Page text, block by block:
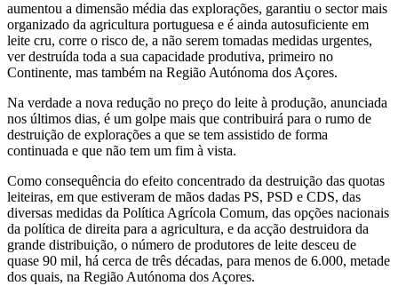
aumentou a dimensão média das explorações, garantiu o sector mais
organizado da agricultura portuguesa e é ainda autosuficiente em
leite cru, corre o risco de, a não serem tomadas medidas urgentes,
ver destruída toda a sua capacidade produtiva, primeiro no
Continente, mas também na Região Autónoma dos Açores.
Na verdade a nova redução no preço do leite à produção, anunciada
nos últimos dias, é um golpe mais que contribuirá para o rumo de
destruição de explorações a que se tem assistido de forma
continuada e que não tem um fim à vista.
Como consequência do efeito concentrado da destruição das quotas
leiteiras, em que estiveram de mãos dadas PS, PSD e CDS, das
diversas medidas da Política Agrícola Comum, das opções nacionais
da política de direita para a agricultura, e da acção destruidora da
grande distribuição, o número de produtores de leite desceu de
quase 90 mil, há cerca de três décadas, para menos de 6.000, metade
dos quais, na Região Autónoma dos Açores.